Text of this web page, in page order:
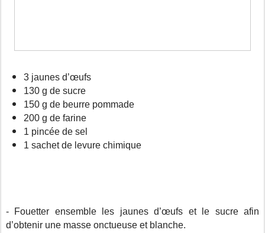
3 jaunes d’œufs
130 g de sucre
150 g de beurre pommade
200 g de farine
1 pincée de sel
1 sachet de levure chimique
- Fouetter ensemble les jaunes d’œufs et le sucre afin
d’obtenir une masse onctueuse et blanche.